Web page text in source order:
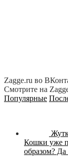
Zagge.ru во
Смотрите на
Популярные
Кошки уже
образом?